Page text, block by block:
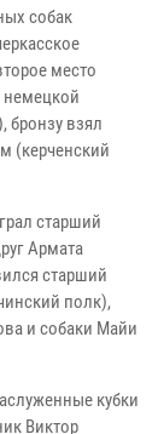
собак
место
немецкой
бронзу взял
(керченский
старший
Армата
старший
полк),
и собаки Майи
кубки
Виктор